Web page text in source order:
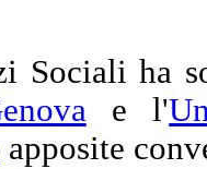
Sociali ha
e l'
apposite